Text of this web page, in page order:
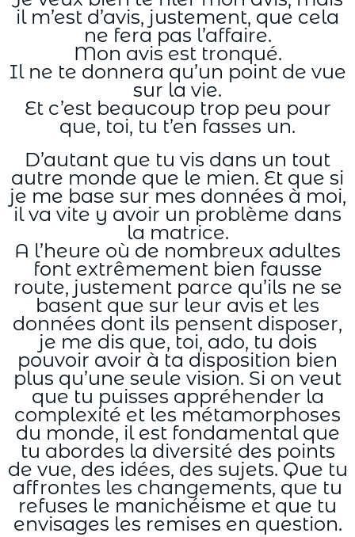
il m’est d’avis, justement, que cela
ne fera pas l’affaire.
Mon avis est tronqué.
Il ne te donnera qu’un point de vue
sur la vie.
Et c’est beaucoup trop peu pour
que, toi, tu t’en fasses un.
D’autant que tu vis dans un tout
autre monde que le mien. Et que si
je me base sur mes données à moi,
il va vite y avoir un problème dans
la matrice.
A l’heure où de nombreux adultes
font extrêmement bien fausse
route, justement parce qu’ils ne se
basent que sur leur avis et les
données dont ils pensent disposer,
je me dis que, toi, ado, tu dois
pouvoir avoir à ta disposition bien
plus qu’une seule vision. Si on veut
que tu puisses appréhender la
complexité et les métamorphoses
du monde, il est fondamental que
tu abordes la diversité des points
de vue, des idées, des sujets. Que tu
affrontes les changements, que tu
refuses le manichéisme et que tu
envisages les remises en question.